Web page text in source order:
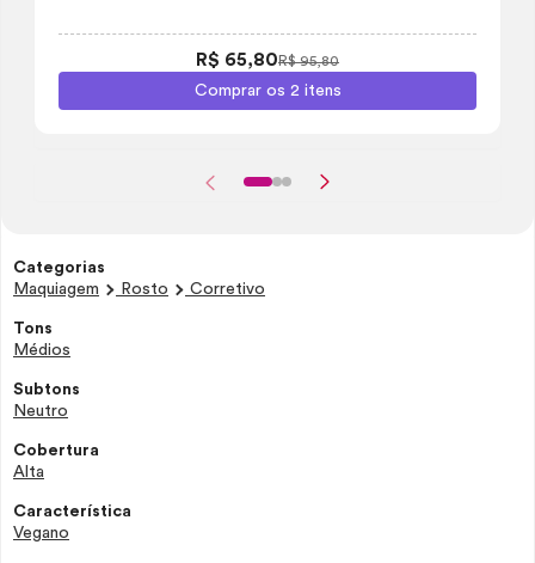
R$ 95,80
R$ 65,80
Comprar os 2 itens
Categorias
Maquiagem
Rosto Corretivo
Tons
Médios
Subtons
Neutro
Cobertura
Alta
Característica
Vegano